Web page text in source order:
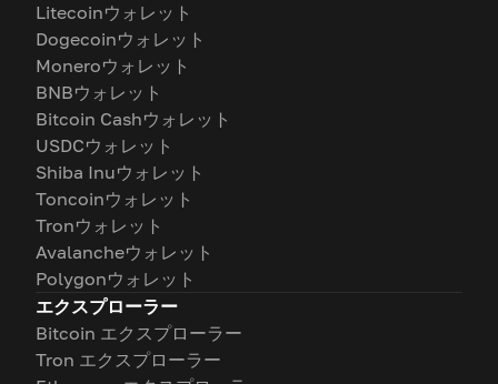
Litecoinウォレット
Dogecoinウォレット
Moneroウォレット
BNBウォレット
Bitcoin Cashウォレット
USDCウォレット
Shiba Inuウォレット
Toncoinウォレット
Tronウォレット
Avalancheウォレット
Polygonウォレット
エクスプローラー
Bitcoin エクスプローラー
Tron エクスプローラー